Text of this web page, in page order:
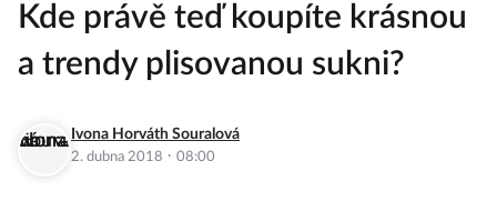
Kde právě teď koupíte krásnou
a trendy plisovanou sukni?
Ivona Horváth Souralová
2. dubna 2018 · 08:00